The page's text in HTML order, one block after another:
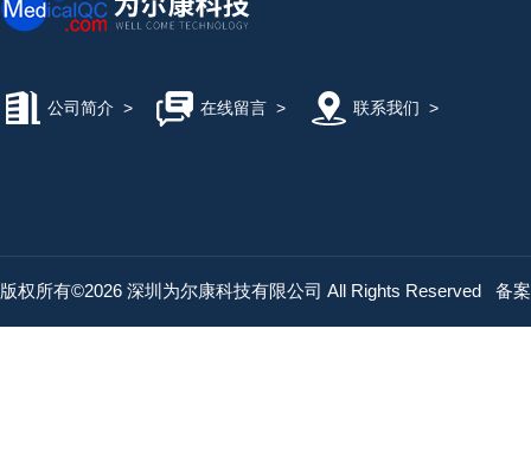
公司简介 > 在线留言> 联系我们 >
版权所有©2026 深圳为尔康科技有限公司 All Rights Reserved 备